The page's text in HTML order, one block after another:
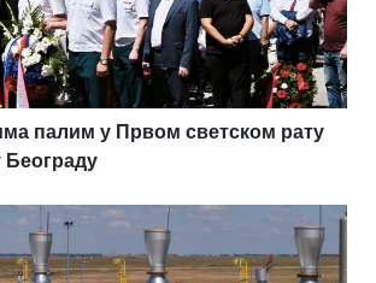
палим у Првом светском рату
Београду